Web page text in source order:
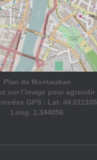
Plan de Montauban
sur l’image pour agrandir
GPS : Lat. 44.011335
Long. 1.344056